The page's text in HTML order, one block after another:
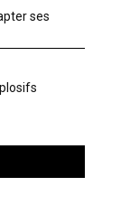
ses